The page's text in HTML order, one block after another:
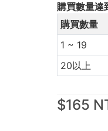
購買數量達
購買數量
1 ~ 19
20以上
$165